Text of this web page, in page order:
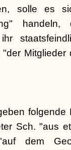
solle es
Mitglieder
folgende
Sch. "aus
dem